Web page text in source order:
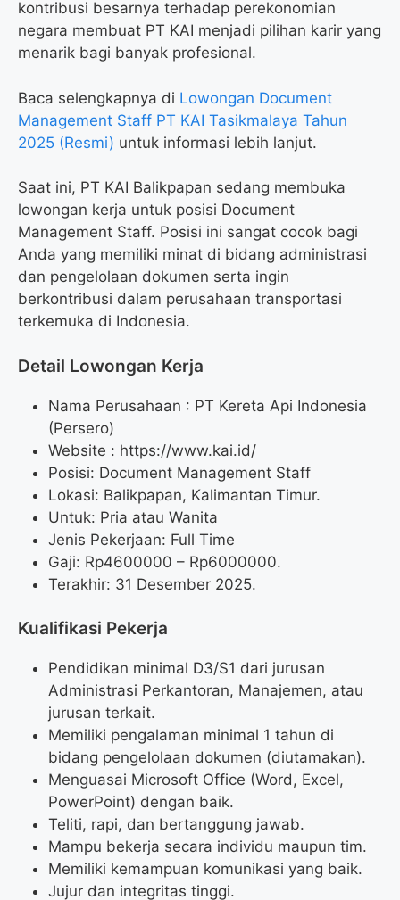
kontribusi besarnya terhadap perekonomian
negara membuat PT KAI menjadi pilihan karir yang
menarik bagi banyak profesional.
Baca selengkapnya di Lowongan Document
Management Staff PT KAI Tasikmalaya Tahun
2025 (Resmi) untuk informasi lebih lanjut.
Saat ini, PT KAI Balikpapan sedang membuka
lowongan kerja untuk posisi Document
Management Staff. Posisi ini sangat cocok bagi
Anda yang memiliki minat di bidang administrasi
dan pengelolaan dokumen serta ingin
berkontribusi dalam perusahaan transportasi
terkemuka di Indonesia.
Detail Lowongan Kerja
Nama Perusahaan : PT Kereta Api Indonesia
(Persero)
Website : https://www.kai.id/
Posisi: Document Management Staff
Lokasi: Balikpapan, Kalimantan Timur.
Untuk: Pria atau Wanita
Jenis Pekerjaan: Full Time
Gaji: Rp4600000 – Rp6000000.
Terakhir: 31 Desember 2025.
Kualifikasi Pekerja
Pendidikan minimal D3/S1 dari jurusan
Administrasi Perkantoran, Manajemen, atau
jurusan terkait.
Memiliki pengalaman minimal 1 tahun di
bidang pengelolaan dokumen (diutamakan).
Menguasai Microsoft Office (Word, Excel,
PowerPoint) dengan baik.
Teliti, rapi, dan bertanggung jawab.
Mampu bekerja secara individu maupun tim.
Memiliki kemampuan komunikasi yang baik.
Jujur dan integritas tinggi.